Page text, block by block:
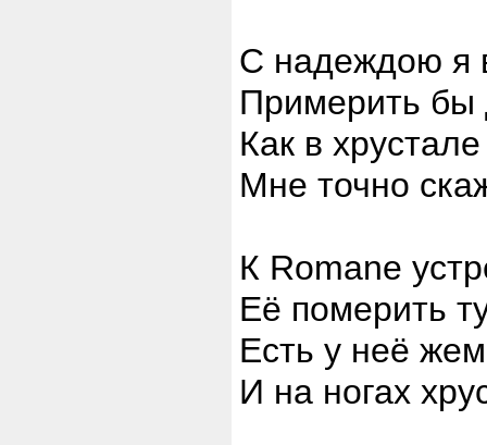
С надеждою я
Примерить бы
Как в
Мне точно
К Romane
Её померить
Есть у неё
И на ногах